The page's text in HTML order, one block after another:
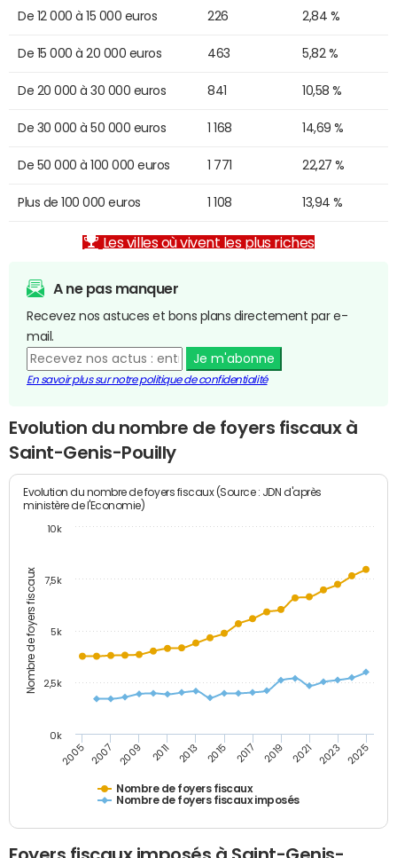
De 12 000 à 15 000 euros 226 2,84 %
De 15 000 à 20 000 euros 463 5,82 %
De 20 000 à 30 000 euros 841 10,58 %
De 30 000 à 50 000 euros 1 168 14,69 %
De 50 000 à 100 000 euros 1 771 22,27 %
Plus de 100 000 euros 1 108 13,94 %
Les villes où vivent les plus riches
A ne pas manquer
Recevez nos astuces et bons plans directement par e-
mail.
Je m'abonne
En savoir plus sur notre politique de confidentialité
Evolution du nombre de foyers fiscaux à
Saint-Genis-Pouilly
Nombre de foyers fiscaux
Evolution du nombre de foyers fiscaux (Source : JDN d'après
ministère de l'Economie)
Nombre de foyers fiscaux
Nombre de foyers fiscaux imposés
2005 2007 2009 2011 2013 2015 2017 2019 2021 2023 2025
0k
2,5k
5k
7,5k
10k
Foyers fiscaux imposés à Saint-Genis-